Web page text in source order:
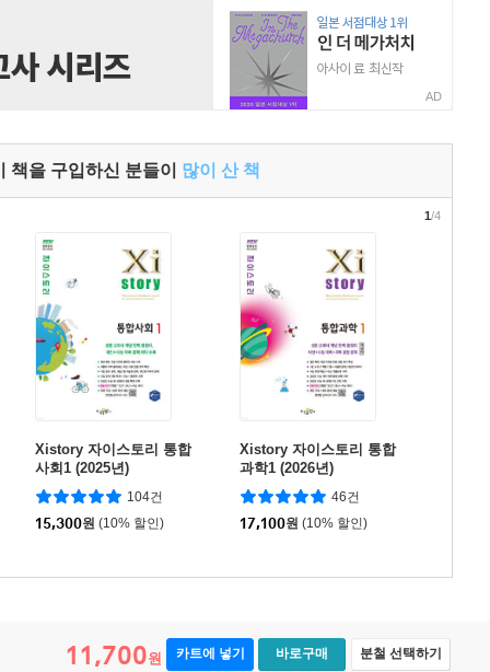
AD
책을 구입하신 분들이 많이 산 책
Xistory 자이스토리 통합
사회1 (2025년)
104건
15,300원 (10% 할인)
Xistory 자이스토리 통합
과학1 (2026년)
46건
17,100원 (10% 할인)
1/4
11,700원 카트에 넣기 바로구매 분철 선택하기